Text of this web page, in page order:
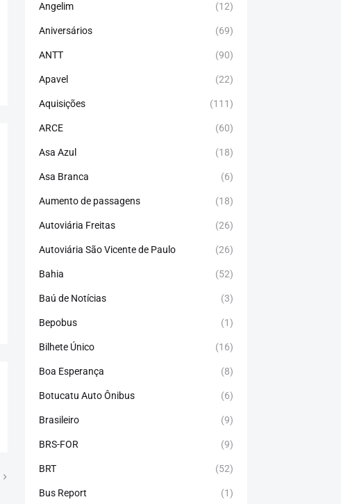
Angelim (12)
Aniversários (69)
ANTT (90)
Apavel (22)
Aquisições (111)
ARCE (60)
Asa Azul (18)
Asa Branca (6)
Aumento de passagens (18)
Autoviária Freitas (26)
Autoviária São Vicente de Paulo (26)
Bahia (52)
Baú de Notícias (3)
Bepobus (1)
Bilhete Único (16)
Boa Esperança (8)
Botucatu Auto Ônibus (6)
Brasileiro (9)
BRS-FOR (9)
BRT (52)
Bus Report (1)